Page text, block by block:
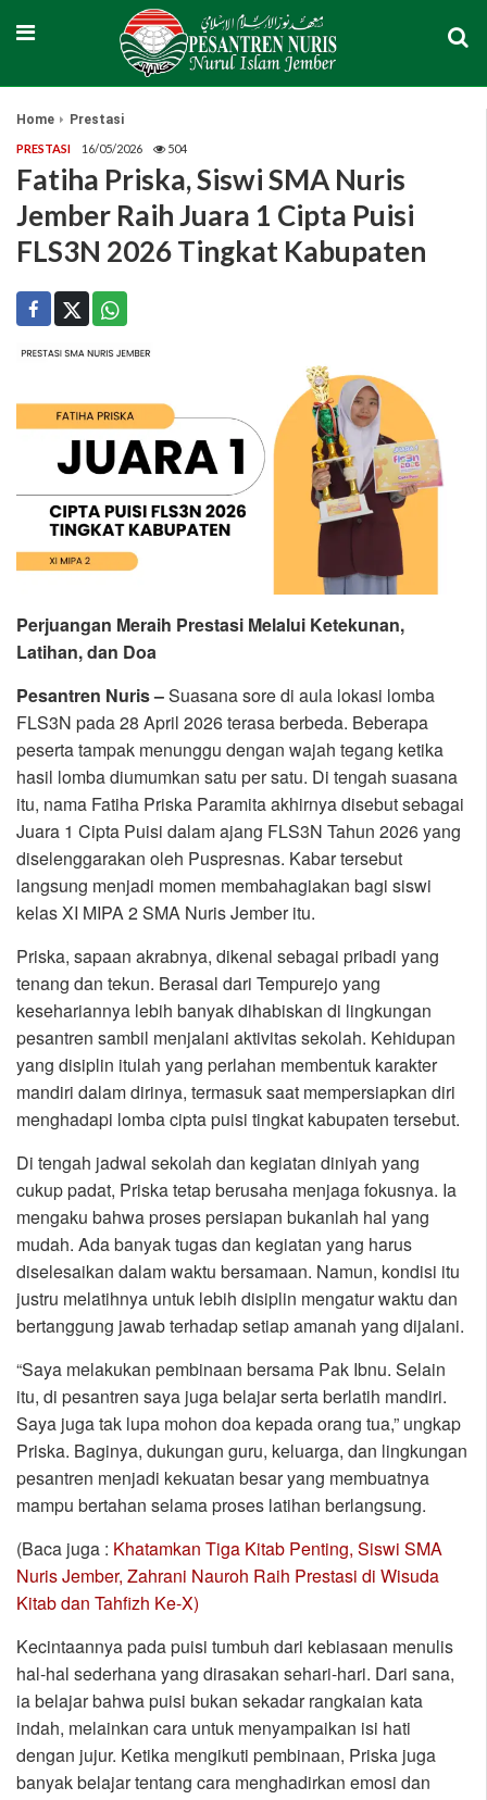
Home Prestasi
PRESTASI 16/05/2026 504
Fatiha Priska, Siswi SMA Nuris
Jember Raih Juara 1 Cipta Puisi
FLS3N 2026 Tingkat Kabupaten
Perjuangan Meraih Prestasi Melalui Ketekunan,
Latihan, dan Doa
Pesantren Nuris –Suasana sore di aula lokasi lomba
FLS3N pada 28 April 2026 terasa berbeda. Beberapa
peserta tampak menunggu dengan wajah tegang ketika
hasil lomba diumumkan satu per satu. Di tengah suasana
itu, nama Fatiha Priska Paramita akhirnya disebut sebagai
Juara 1 Cipta Puisi dalam ajang FLS3N Tahun 2026 yang
diselenggarakan oleh Puspresnas. Kabar tersebut
langsung menjadi momen membahagiakan bagi siswi
kelas XI MIPA 2 SMA Nuris Jember itu.
Priska, sapaan akrabnya, dikenal sebagai pribadi yang
tenang dan tekun. Berasal dari Tempurejo yang
kesehariannya lebih banyak dihabiskan di lingkungan
pesantren sambil menjalani aktivitas sekolah. Kehidupan
yang disiplin itulah yang perlahan membentuk karakter
mandiri dalam dirinya, termasuk saat mempersiapkan diri
menghadapi lomba cipta puisi tingkat kabupaten tersebut.
Di tengah jadwal sekolah dan kegiatan diniyah yang
cukup padat, Priska tetap berusaha menjaga fokusnya. Ia
mengaku bahwa proses persiapan bukanlah hal yang
mudah. Ada banyak tugas dan kegiatan yang harus
diselesaikan dalam waktu bersamaan. Namun, kondisi itu
justru melatihnya untuk lebih disiplin mengatur waktu dan
bertanggung jawab terhadap setiap amanah yang dijalani.
“Saya melakukan pembinaan bersama Pak Ibnu. Selain
itu, di pesantren saya juga belajar serta berlatih mandiri.
Saya juga tak lupa mohon doa kepada orang tua,” ungkap
Priska. Baginya, dukungan guru, keluarga, dan lingkungan
pesantren menjadi kekuatan besar yang membuatnya
mampu bertahan selama proses latihan berlangsung.
(Baca juga : Khatamkan Tiga Kitab Penting, Siswi SMA
Nuris Jember, Zahrani Nauroh Raih Prestasi di Wisuda
Kitab dan Tahfizh Ke-X)
Kecintaannya pada puisi tumbuh dari kebiasaan menulis
hal-hal sederhana yang dirasakan sehari-hari. Dari sana,
ia belajar bahwa puisi bukan sekadar rangkaian kata
indah, melainkan cara untuk menyampaikan isi hati
dengan jujur. Ketika mengikuti pembinaan, Priska juga
banyak belajar tentang cara menghadirkan emosi dan